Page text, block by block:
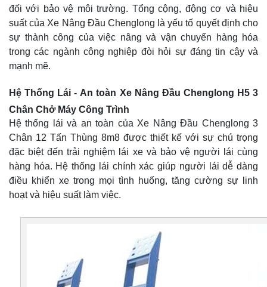
đối với bảo vệ môi trường. Tổng cộng, động cơ và hiệu
suất của Xe Nâng Đầu Chenglong là yếu tố quyết định cho
sự thành công của việc nâng và vận chuyển hàng hóa
trong các ngành công nghiệp đòi hỏi sự đáng tin cậy và
mạnh mẽ.
Hệ Thống Lái - An toàn Xe Nâng Đầu Chenglong H5 3
Chân Chở Máy Công Trình
Hệ thống lái và an toàn của Xe Nâng Đầu Chenglong 3
Chân 12 Tấn Thùng 8m8 được thiết kế với sự chú trọng
đặc biệt đến trải nghiệm lái xe và bảo vệ người lái cùng
hàng hóa. Hệ thống lái chính xác giúp người lái dễ dàng
điều khiển xe trong mọi tình huống, tăng cường sự linh
hoạt và hiệu suất làm việc.